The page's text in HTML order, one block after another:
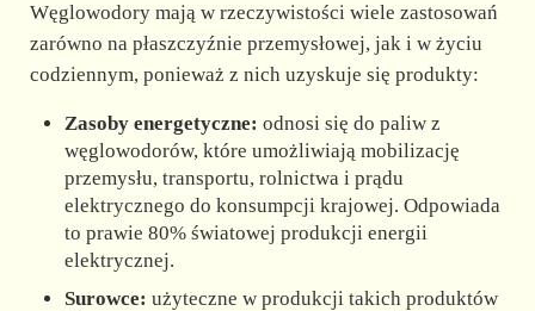
Węglowodory mają w rzeczywistości wiele zastosowań
zarówno na płaszczyźnie przemysłowej, jak i w życiu
codziennym, ponieważ z nich uzyskuje się produkty:
Zasoby energetyczne: odnosi się do paliw z
węglowodorów, które umożliwiają mobilizację
przemysłu, transportu, rolnictwa i prądu
elektrycznego do konsumpcji krajowej. Odpowiada
to prawie 80% światowej produkcji energii
elektrycznej.
Surowce: użyteczne w produkcji takich produktów